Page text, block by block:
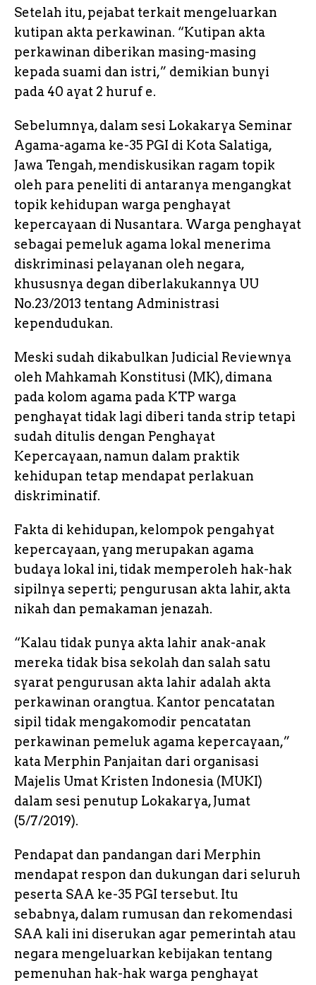
Setelah itu, pejabat terkait mengeluarkan
kutipan akta perkawinan. “Kutipan akta
perkawinan diberikan masing-masing
kepada suami dan istri,” demikian bunyi
pada 40 ayat 2 huruf e.
Sebelumnya, dalam sesi Lokakarya Seminar
Agama-agama ke-35 PGI di Kota Salatiga,
Jawa Tengah, mendiskusikan ragam topik
oleh para peneliti di antaranya mengangkat
topik kehidupan warga penghayat
kepercayaan di Nusantara. Warga penghayat
sebagai pemeluk agama lokal menerima
diskriminasi pelayanan oleh negara,
khususnya degan diberlakukannya UU
No.23/2013 tentang Administrasi
kependudukan.
Meski sudah dikabulkan Judicial Reviewnya
oleh Mahkamah Konstitusi (MK), dimana
pada kolom agama pada KTP warga
penghayat tidak lagi diberi tanda strip tetapi
sudah ditulis dengan Penghayat
Kepercayaan, namun dalam praktik
kehidupan tetap mendapat perlakuan
diskriminatif.
Fakta di kehidupan, kelompok pengahyat
kepercayaan, yang merupakan agama
budaya lokal ini, tidak memperoleh hak-hak
sipilnya seperti; pengurusan akta lahir, akta
nikah dan pemakaman jenazah.
“Kalau tidak punya akta lahir anak-anak
mereka tidak bisa sekolah dan salah satu
syarat pengurusan akta lahir adalah akta
perkawinan orangtua. Kantor pencatatan
sipil tidak mengakomodir pencatatan
perkawinan pemeluk agama kepercayaan,”
kata Merphin Panjaitan dari organisasi
Majelis Umat Kristen Indonesia (MUKI)
dalam sesi penutup Lokakarya, Jumat
(5/7/2019).
Pendapat dan pandangan dari Merphin
mendapat respon dan dukungan dari seluruh
peserta SAA ke-35 PGI tersebut. Itu
sebabnya, dalam rumusan dan rekomendasi
SAA kali ini diserukan agar pemerintah atau
negara mengeluarkan kebijakan tentang
pemenuhan hak-hak warga penghayat